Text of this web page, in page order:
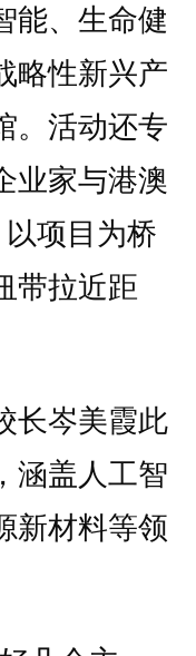
能、生命健
略性新兴产
。活动还专
业家与港澳
以项目为桥
带拉近距
岑美霞此
涵盖人工智
新材料等领